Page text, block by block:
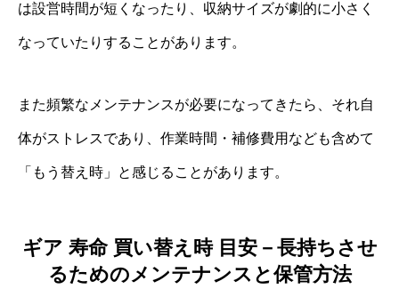
は設営時間が短くなったり、収納サイズが劇的に小さく
なっていたりすることがあります。
また頻繁なメンテナンスが必要になってきたら、それ自
体がストレスであり、作業時間・補修費用なども含めて
「もう替え時」と感じることがあります。
ギア 寿命 買い替え時 目安－長持ちさせ
るためのメンテナンスと保管方法